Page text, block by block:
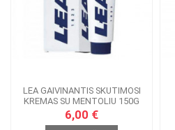
LEA GAIVINANTIS SKUTIMOSI
KREMAS SU MENTOLIU 150G
6,00 €